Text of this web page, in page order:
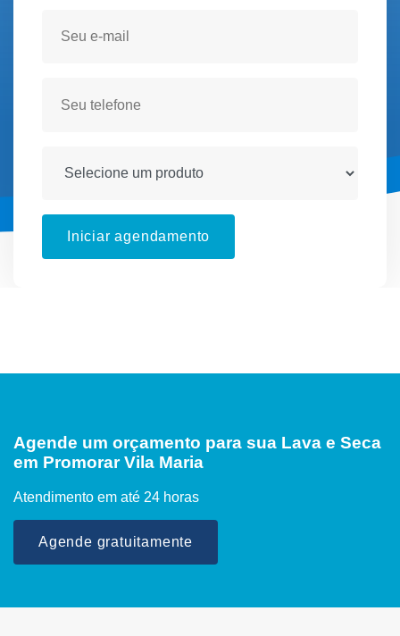
Iniciar agendamento
Agende um orçamento para sua Lava e Seca
em Promorar Vila Maria
Atendimento em até 24 horas
Agende gratuitamente